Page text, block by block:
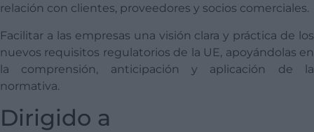
relación con clientes, proveedores y socios comerciales.
Facilitar a las empresas una visión clara y práctica de los
nuevos requisitos regulatorios de la UE, apoyándolas en
la comprensión, anticipación y aplicación de la
normativa.
Dirigido a